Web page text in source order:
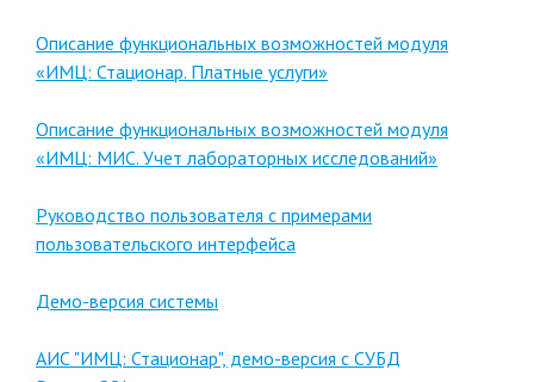
Описание функциональных возможностей модуля
«ИМЦ: Стационар. Платные услуги»
Описание функциональных возможностей модуля
«ИМЦ: МИС. Учет лабораторных исследований»
Руководство пользователя с примерами
пользовательского интерфейса
Демо-версия системы
АИС "ИМЦ: Стационар", демо-версия с СУБД